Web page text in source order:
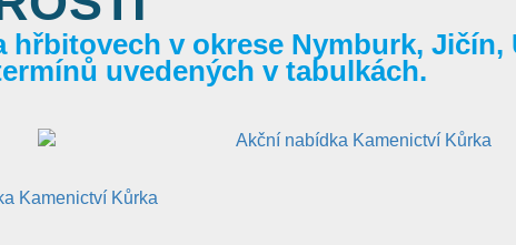
hřbitovech v okrese Nymburk, Jičín,
uvedených v tabulkách.